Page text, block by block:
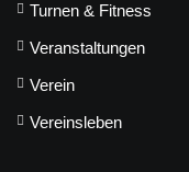
Turnen & Fitness
Veranstaltungen
Verein
Vereinsleben